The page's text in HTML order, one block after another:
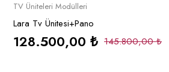
TV Üniteleri Modülleri
Lara Tv Ünitesi+Pano
145.800,00₺
128.500,00 ₺